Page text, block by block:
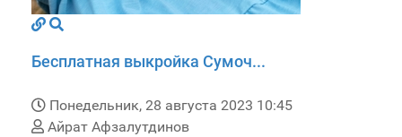
Бесплатная выкройка Сумоч...
Понедельник, 28 августа 2023 10:45
Айрат Афзалутдинов